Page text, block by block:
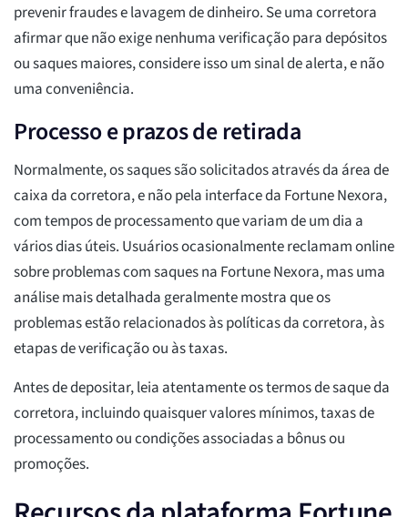
prevenir fraudes e lavagem de dinheiro. Se uma corretora
afirmar que não exige nenhuma verificação para depósitos
ou saques maiores, considere isso um sinal de alerta, e não
uma conveniência.
Processo e prazos de retirada
Normalmente, os saques são solicitados através da área de
caixa da corretora, e não pela interface da Fortune Nexora,
com tempos de processamento que variam de um dia a
vários dias úteis. Usuários ocasionalmente reclamam online
sobre problemas com saques na Fortune Nexora, mas uma
análise mais detalhada geralmente mostra que os
problemas estão relacionados às políticas da corretora, às
etapas de verificação ou às taxas.
Antes de depositar, leia atentamente os termos de saque da
corretora, incluindo quaisquer valores mínimos, taxas de
processamento ou condições associadas a bônus ou
promoções.